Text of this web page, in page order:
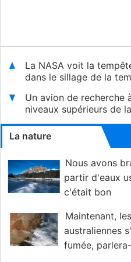
La NASA voit la
dans le sillage de la
Un avion de recherche
niveaux supérieurs de
La nature
Nous avons
partir d'eaux
c'était bon
Maintenant,
australiennes
fumée,